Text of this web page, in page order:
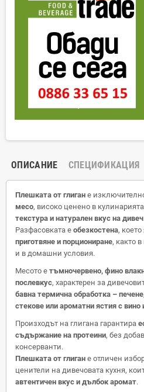
ОПИСАНИЕ СПЕЦИФИКАЦИЯ
Плешката от глиган е
месо, високо ценено в
текстура и натурален вкус на дивеч
Разфасовката е обезкостена,
приготвяне и порциониране, както
и в домашни условия.
Месото е тъмночервено, фино
послевкус, характерен за
бавна термична обработка –
стекове или ароматни ястия с вино
Произходът на глигана гарантира
съдържание на протеини, без
консерванти.
Плешката от глиган е отличен
ценители на дивечовата кухня,
автентичен вкус и дълбок аромат.